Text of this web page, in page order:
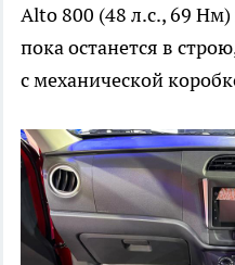
Alto 800 (48 л.с., 69
пока останется в
с механической